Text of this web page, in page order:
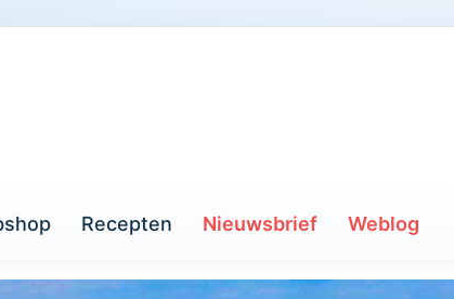
Recepten Nieuwsbrief Weblog